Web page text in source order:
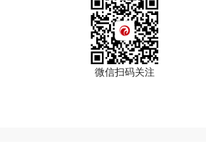
微信扫码关注